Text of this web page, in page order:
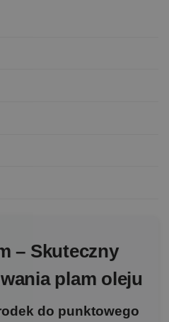
– Skuteczny
plam oleju
do punktowego